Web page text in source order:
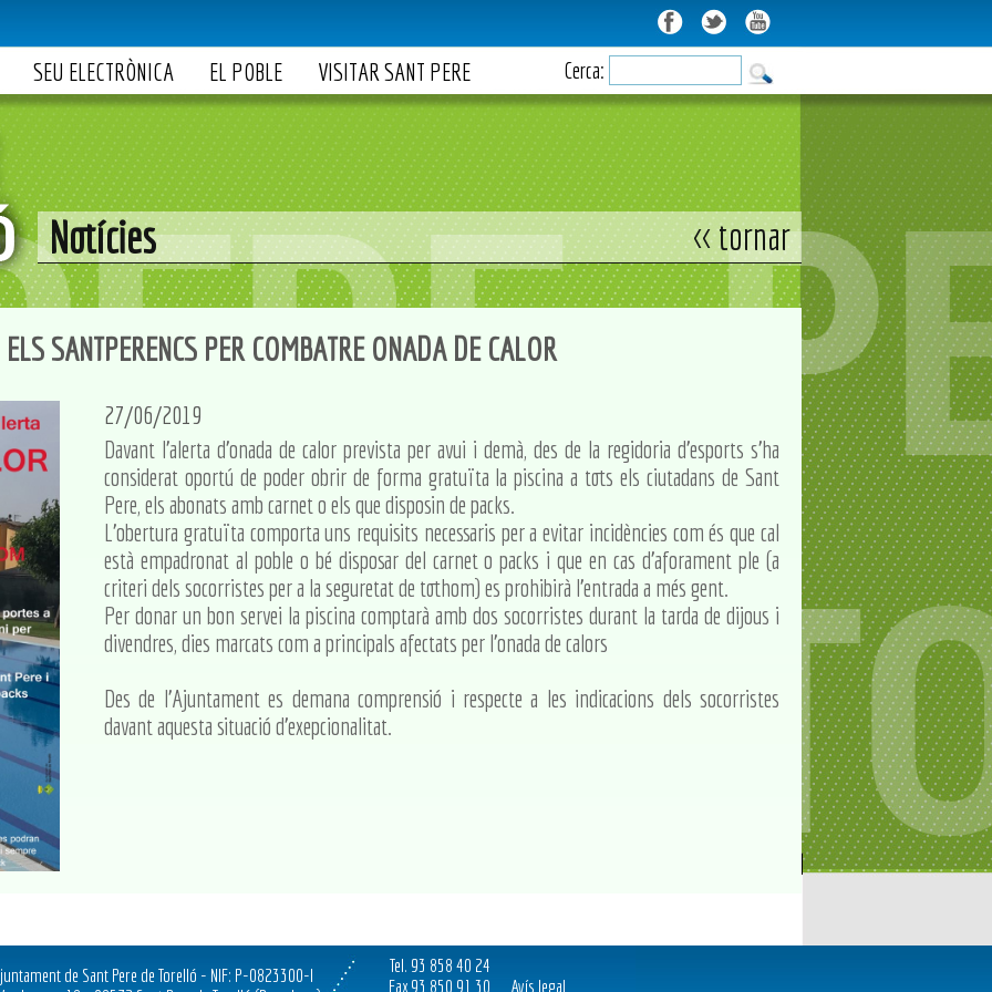
SEU ELECTRÒNICA EL POBLE VISITAR SANT PERE Cerca:
Notícies << tornar
SANTPERENCS PER COMBATRE ONADA DE CALOR
27/06/2019
Davant l'alerta d'onada de calor prevista per avui i demà, des de la regidoria d'esports s'ha
considerat oportú de poder obrir de forma gratuïta la piscina a tots els ciutadans de Sant
Pere, els abonats amb carnet o els que disposin de packs.
L'obertura gratuïta comporta uns requisits necessaris per a evitar incidències com és que cal
està empadronat al poble o bé disposar del carnet o packs i que en cas d'aforament ple (a
criteri dels socorristes per a la seguretat de tothom) es prohibirà l'entrada a més gent.
Per donar un bon servei la piscina comptarà amb dos socorristes durant la tarda de dijous i
divendres, dies marcats com a principals afectats per l'onada de calors
Des de l'Ajuntament es demana comprensió i respecte a les indicacions dels socorristes
davant aquesta situació d'exepcionalitat.
de Sant Pere de Torelló - NIF: P-0823300-I
Tel. 93 858 40 24
Fax 93 850 91 30
Avís legal